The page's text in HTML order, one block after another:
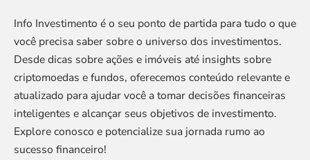
Info Investimento é o seu ponto de partida para tudo o que
você precisa saber sobre o universo dos investimentos.
Desde dicas sobre ações e imóveis até insights sobre
criptomoedas e fundos, oferecemos conteúdo relevante e
atualizado para ajudar você a tomar decisões financeiras
inteligentes e alcançar seus objetivos de investimento.
Explore conosco e potencialize sua jornada rumo ao
sucesso financeiro!